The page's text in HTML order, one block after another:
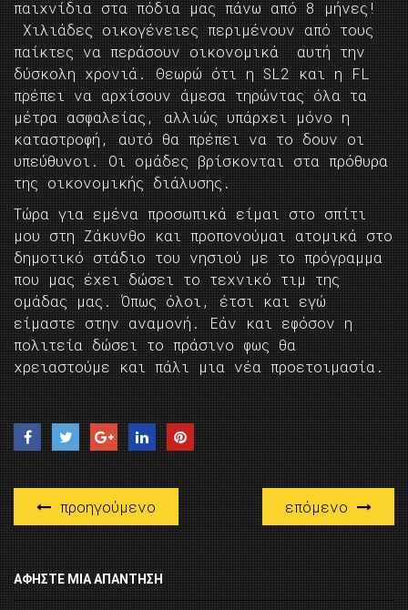
παιχνίδια στα πόδια μας πάνω από 8 μήνες!
Χιλιάδες οικογένειες περιμένουν από τους
παίκτες να περάσουν οικονομικά αυτή την
δύσκολη χρονιά. Θεωρώ ότι η SL2 και η FL
πρέπει να αρχίσουν άμεσα τηρώντας όλα τα
μέτρα ασφαλείας, αλλιώς υπάρχει μόνο η
καταστροφή, αυτό θα πρέπει να το δουν οι
υπεύθυνοι. Οι ομάδες βρίσκονται στα πρόθυρα
της οικονομικής διάλυσης.
Τώρα για εμένα προσωπικά είμαι στο σπίτι
μου στη Ζάκυνθο και προπονούμαι ατομικά στο
δημοτικό στάδιο του νησιού με το πρόγραμμα
που μας έχει δώσει το τεχνικό τιμ της
ομάδας μας. Όπως όλοι, έτσι και εγώ
είμαστε στην αναμονή. Εάν και εφόσον η
πολιτεία δώσει το πράσινο φως θα
χρειαστούμε και πάλι μια νέα προετοιμασία.
προηγούμενο επόμενο
ΑΦΉΣΤΕ ΜΙΑ ΑΠΆΝΤΗΣΗ